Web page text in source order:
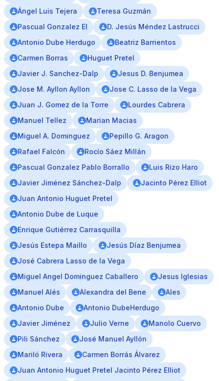
Ángel Luis Tejera
Teresa Guzmán
Pascual Gonzalez El
D. Jesús Méndez Lastrucci
Antonio Dube Herdugo
Beatriz Barrientos
Carmen Borras
Huguet Pretel
Javier J. Sanchez-Dalp
Jesus D. Benjumea
Jose M. Ayllon Ayllon
Jose C. Lasso de la Vega
Juan J. Gomez de la Torre
Lourdes Cabrera
Manuel Tellez
Marian Macias
Miguel A. Dominguez
Pepillo G. Aragon
Rafael Falcón
Rocío Sáez Millán
Pascual Gonzalez Pablo Borrallo
Luis Rizo Haro
Javier Jiménez Sánchez-Dalp
Jacinto Pérez Elliot
Juan Antonio Huguet Pretel
Antonio Dube de Luque
Enrique Gutiérrez Carrasquilla
Jesús Estepa Maillo
Jesús Díaz Benjumea
José Cabrera Lasso de la Vega
Miguel Angel Dominguez Caballero
Jesus Iglesias
Manuel Alés
Alexandra del Bene
Ales
Antonio Dube
Antonio DubeHerdugo
Javier Jiménez
Julio Verne
Manolo Cuervo
Pili Sánchez
José Manuel Ayllón
Mariló Rivera
Carmen Borrás Álvarez
Juan Antonio Huguet Pretel Jacinto Pérez Elliot